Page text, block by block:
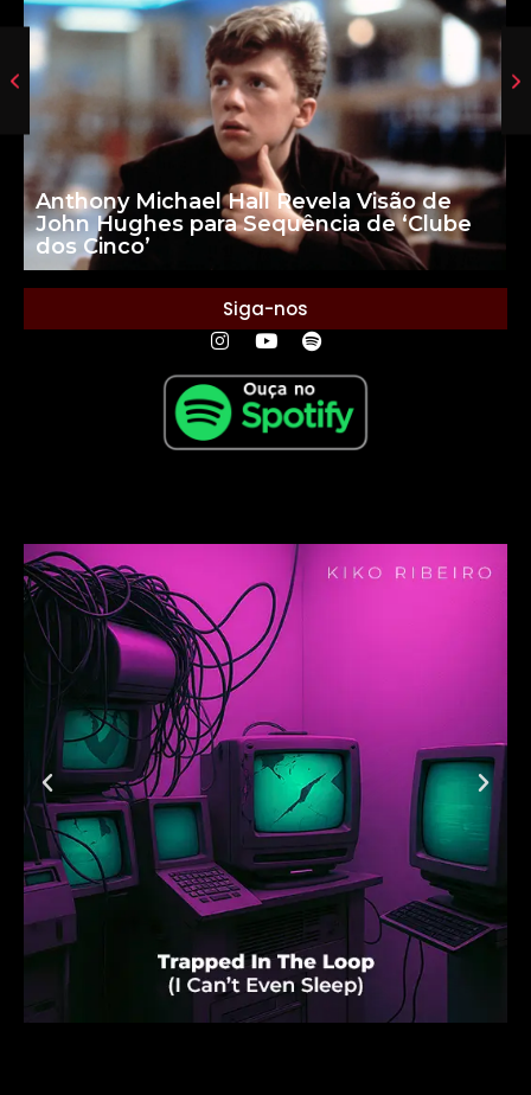
Anthony Michael Hall Revela Visão de
John Hughes para Sequência de ‘Clube
dos Cinco’
Siga-nos